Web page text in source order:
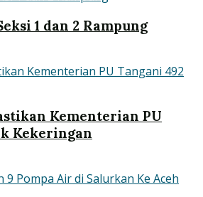
1 dan 2 Rampung
Kementerian PU
Kekeringan